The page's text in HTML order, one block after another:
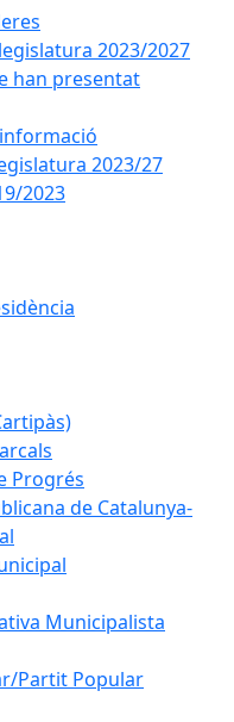
2023/2027
han presentat
2023/27
2023
Progrés
de Catalunya-
Municipalista
Partit Popular